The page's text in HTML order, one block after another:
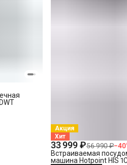
Акция
Хит
33 999 ₽56 990 ₽−40
Встраиваемая
машина Hotpoint HIS